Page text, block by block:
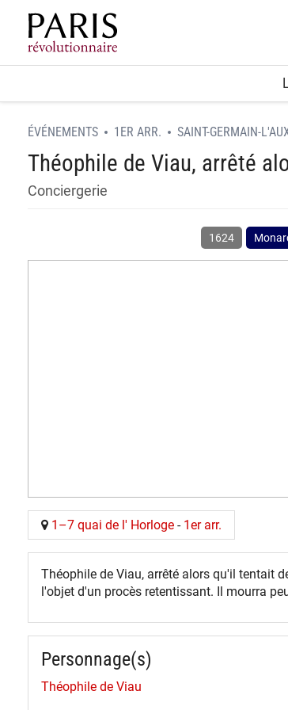
Home
ÉVÉNEMENTS 1ER ARR. SAINT-GERMAIN-
Théophile de Viau, arrêté
Conciergerie
1624
1–7 quai de l' Horloge - 1er arr.
Théophile de Viau, arrêté alors qu'il tentait
l'objet d'un procès retentissant. Il mourra
Personnage(s)
Théophile de Viau